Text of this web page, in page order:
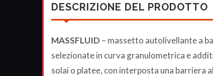
DESCRIZIONE DEL PRODOTTO
MASSFLUID – massetto autolivellante a
selezionate in curva granulometrica e
solai o platee, con interposta una barriera